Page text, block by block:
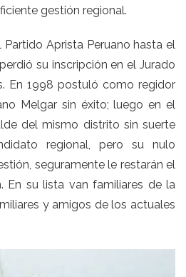
gestión regional.
Aprista Peruano hasta el
su inscripción en el Jurado
En 1998 postuló como regidor
Melgar sin éxito; luego en el
del mismo distrito sin suerte
regional, pero su nulo
seguramente le restarán el
En su lista van familiares de la
y amigos de los actuales